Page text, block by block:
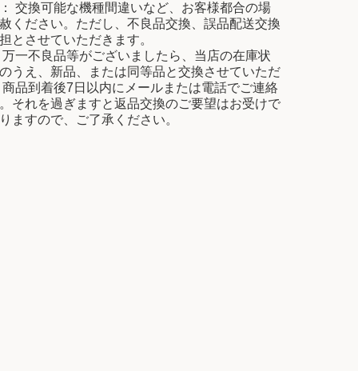
交換可能な機種間違いなど、お客様都合の場
ください。ただし、不良品交換、誤品配送交換
とさせていただきます。
一不良品等がございましたら、当店の在庫状
うえ、新品、または同等品と交換させていただ
商品到着後7日以内にメールまたは電話でご連絡
それを過ぎますと返品交換のご要望はお受けで
ますので、ご了承ください。